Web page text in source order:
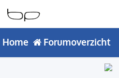
Home Forumoverzicht